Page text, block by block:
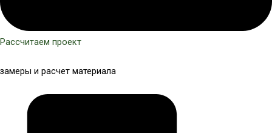
Рассчитаем проект
замеры и расчет материала